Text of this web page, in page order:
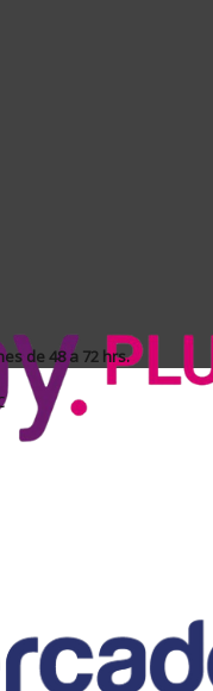
de 48 a 72 hrs.